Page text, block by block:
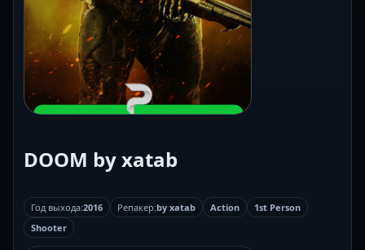
DOOM by xatab
Год выхода:2016 Репакер:by xatab Action
1st Person
Shooter